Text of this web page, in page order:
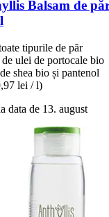
Balsam de
tipurile de păr
ulei de portocale bio
shea bio și pantenol
lei / l)
data de 13. august